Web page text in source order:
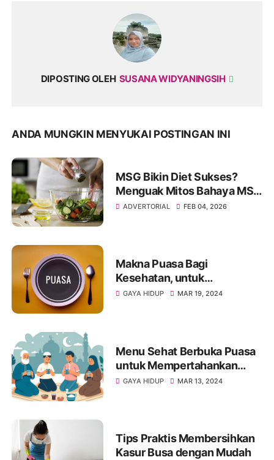
DIPOSTING OLEH SUSANA WIDYANINGSIH
ANDA MUNGKIN MENYUKAI POSTINGAN INI
MSG Bikin Diet Sukses?
Menguak Mitos Bahaya MSG
dalam Gaya Hidup Sehat
ADVERTORIAL FEB 04, 2026
Makna Puasa Bagi
Kesehatan, untuk
Keseimbangan Tubuh dan
GAYA HIDUP MAR 19, 2024
Menu Sehat Berbuka Puasa
untuk Mempertahankan
Stamina
GAYA HIDUP MAR 13, 2024
Tips Praktis Membersihkan
Kasur Busa dengan Mudah